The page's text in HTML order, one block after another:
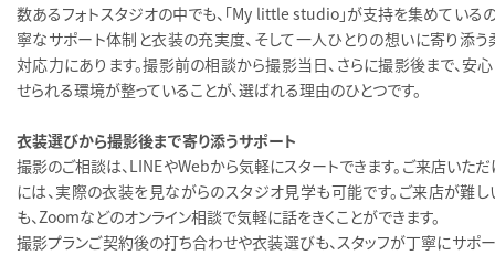
数あるフォトスタジオの中でも、「My little studio」が支持を集めている
寧なサポート体制と衣装の充実度、そして一人ひとりの想いに寄り添
対応力にあります。撮影前の相談から撮影当日、さらに撮影後まで、安
せられる環境が整っていることが、選ばれる理由のひとつです。
衣装選びから撮影後まで寄り添うサポート
撮影のご相談は、LINEやWebから気軽にスタートできます。ご来店いた
には、実際の衣装を見ながらのスタジオ見学も可能です。ご来店が難
も、Zoomなどのオンライン相談で気軽に話をきくことができます。
撮影プランご契約後の打ち合わせや衣装選びも、スタッフが丁寧にサポ